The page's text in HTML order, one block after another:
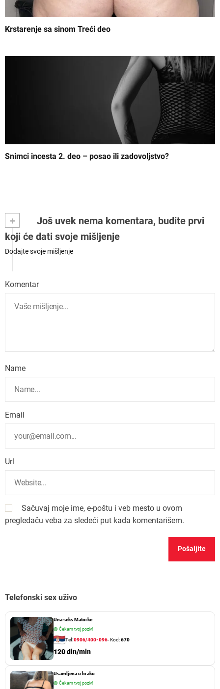
Krstarenje sa sinom Treći deo
Snimci incesta 2. deo – posao ili zadovoljstvo?
+
Još uvek nema komentara, budite prvi
koji će dati svoje mišljenje
Dodajte svoje mišljenje
Komentar
Name
Email
Url
Sačuvaj moje ime, e-poštu i veb mesto u ovom
pregledaču veba za sledeći put kada komentarišem.
Telefonski sex uživo
Una seks Matorke
🟢 Čekam tvoj poziv!
Tel:0906/400-096- Kod:670
120 din/min
Usamljena u braku
🟢 Čekam tvoj poziv!